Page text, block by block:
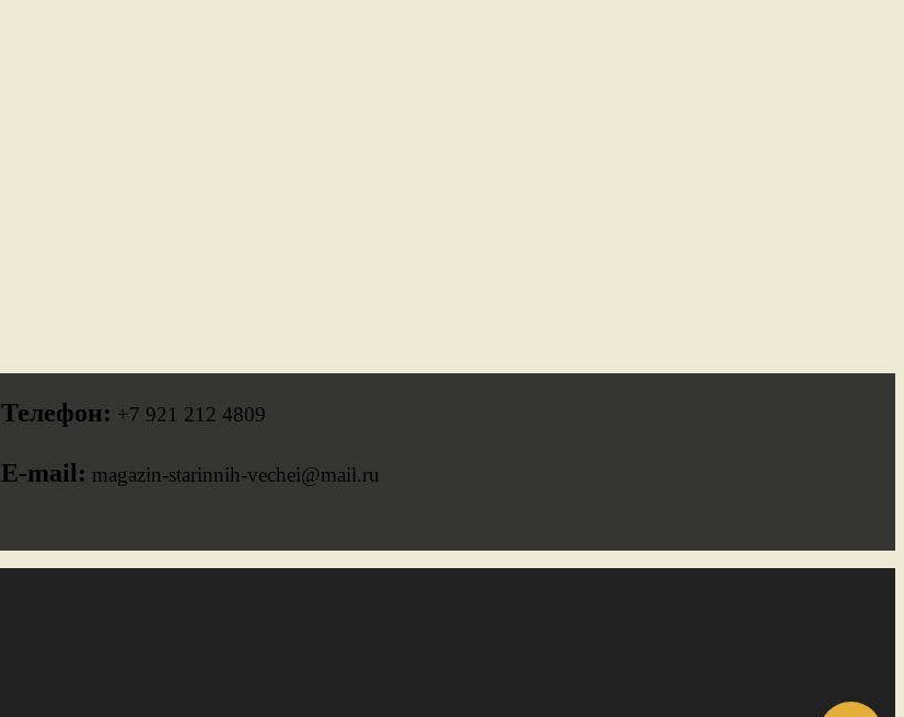
Телефон: +7 921 212 4809
E-mail: magazin-starinnih-vechei@mail.ru